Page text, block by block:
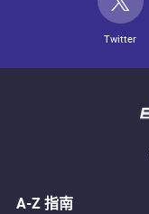
Twitter
A-Z 指南